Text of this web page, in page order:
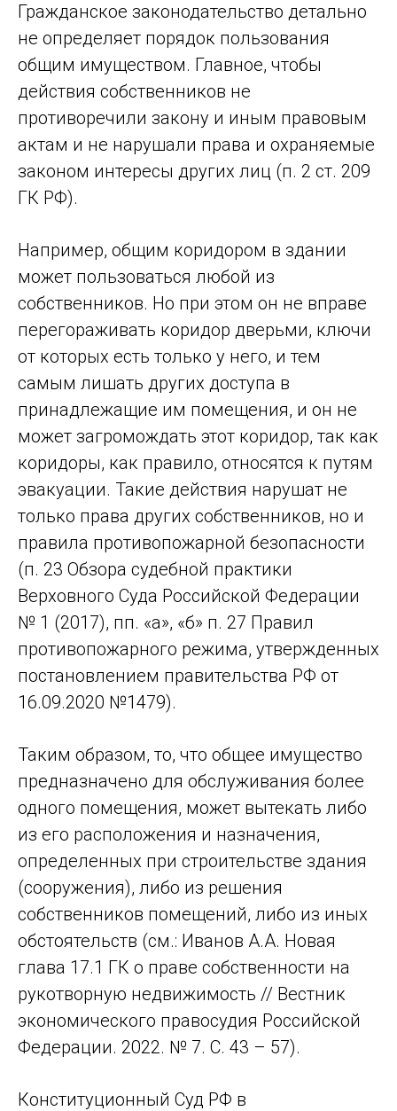
Гражданское законодательство детально
не определяет порядок пользования
общим имуществом. Главное, чтобы
действия собственников не
противоречили закону и иным правовым
актам и не нарушали права и охраняемые
законом интересы других лиц (п. 2 ст. 209
ГК РФ).
Например, общим коридором в здании
может пользоваться любой из
собственников. Но при этом он не вправе
перегораживать коридор дверьми, ключи
от которых есть только у него, и тем
самым лишать других доступа в
принадлежащие им помещения, и он не
может загромождать этот коридор, так как
коридоры, как правило, относятся к путям
эвакуации. Такие действия нарушат не
только права других собственников, но и
правила противопожарной безопасности
(п. 23 Обзора судебной практики
Верховного Суда Российской Федерации
№ 1 (2017), пп. «а», «б» п. 27 Правил
противопожарного режима, утвержденных
постановлением правительства РФ от
16.09.2020 №1479).
Таким образом, то, что общее имущество
предназначено для обслуживания более
одного помещения, может вытекать либо
из его расположения и назначения,
определенных при строительстве здания
(сооружения), либо из решения
собственников помещений, либо из иных
обстоятельств (см.: Иванов А.А. Новая
глава 17.1 ГК о праве собственности на
рукотворную недвижимость // Вестник
экономического правосудия Российской
Федерации. 2022. № 7. С. 43 – 57).
Конституционный Суд РФ в